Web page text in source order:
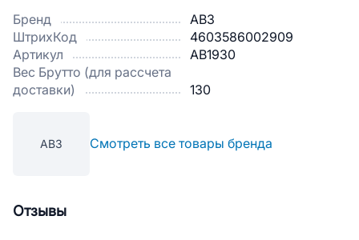
Бренд
АВЗ
ШтрихКод
4603586002909
Артикул
AB1930
Вес Брутто (для рассчета
доставки)
130
АВЗ Смотреть все товары бренда
Отзывы